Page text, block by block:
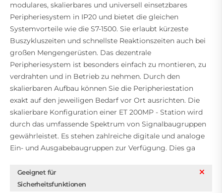
modulares, skalierbares und universell einsetzbares
Peripheriesystem in IP20 und bietet die gleichen
Systemvorteile wie die S7-1500. Sie erlaubt kürzeste
Buszykluszeiten und schnellste Reaktionszeiten auch bei
großen Mengengerüsten. Das dezentrale
Peripheriesystem ist besonders einfach zu montieren, zu
verdrahten und in Betrieb zu nehmen. Durch den
skalierbaren Aufbau können Sie die Peripheriestation
exakt auf den jeweiligen Bedarf vor Ort ausrichten. Die
skalierbare Konfiguration einer ET 200MP - Station wird
durch das umfassende Spektrum von Signalbaugruppen
gewährleistet. Es stehen zahlreiche digitale und analoge
Ein- und Ausgabebaugruppen zur Verfügung. Dies ga
Geeignet für
Sicherheitsfunktionen